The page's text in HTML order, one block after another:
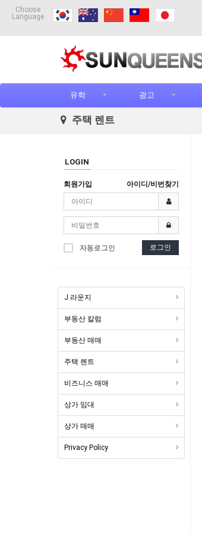
Choose
Language
유학 광고
주택 렌트
LOGIN
회원가입 아이디/비번찾기
자동로그인 로그인
J 라운지
부동산 칼럼
부동산 매매
주택 렌트
비즈니스 매매
상가 임대
상가 매매
Privacy Policy